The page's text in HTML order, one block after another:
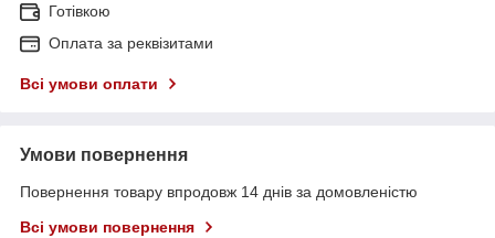
Готівкою
Оплата за реквізитами
Всі умови оплати
Умови повернення
Повернення товару впродовж 14 днів за домовленістю
Всі умови повернення